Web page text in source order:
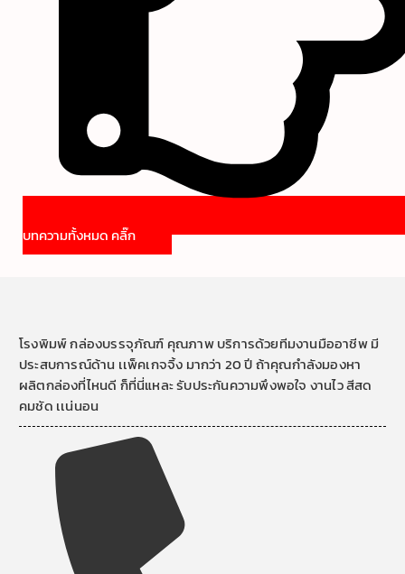
บทความทั้งหมด คลิ๊ก
โรงพิมพ์ กล่องบรรจุภัณฑ์ คุณภาพ บริการด้วยทีมงานมืออาชีพ มี
ประสบการณ์ด้าน เเพ็คเกจจิ้ง มากว่า 20 ปี ถ้าคุณกำลังมองหา
ผลิตกล่องที่ไหนดี ก็ที่นี่แหละ รับประกันความพึงพอใจ งานไว สีสด
คมชัด เเน่นอน